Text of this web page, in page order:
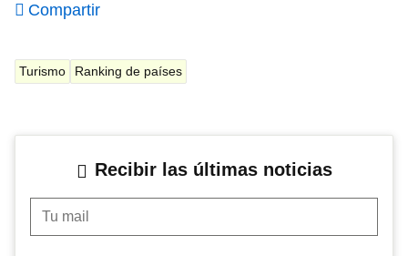
Compartir
Turismo Ranking de países
Recibir las últimas noticias
Tu mail